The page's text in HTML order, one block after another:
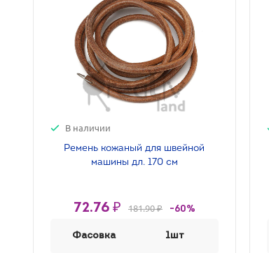
В наличии
Ремень кожаный для швейной
машины дл. 170 см
72.76 ₽ 181.90 ₽ -60%
Фасовка 1шт